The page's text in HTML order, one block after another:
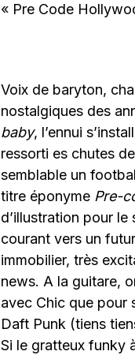
« Pre Code
Voix de baryton,
nostalgiques des
baby, l’ennui
ressorti es chutes
semblable un
titre éponyme Pre-
d’illustration pour
courant vers un
immobilier, très
news. A la guitare,
avec Chic que pour
Daft Punk (tiens
Si le gratteux funky